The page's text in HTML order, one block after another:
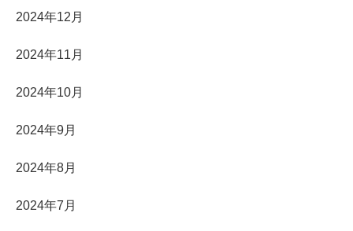
2024年12月
2024年11月
2024年10月
2024年9月
2024年8月
2024年7月